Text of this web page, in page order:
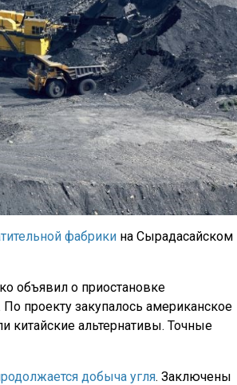
фабрики на Сырадасайском
объявил о приостановке
проекту закупалось американское
китайские альтернативы. Точные
добыча угля. Заключены